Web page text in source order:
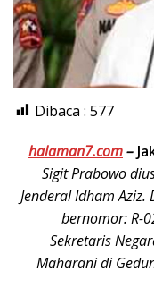
Dibaca : 577
halaman7.com–
Sigit Prabowo
Jenderal Idham Aziz.
bernomor: R-
Sekretaris
Maharani di